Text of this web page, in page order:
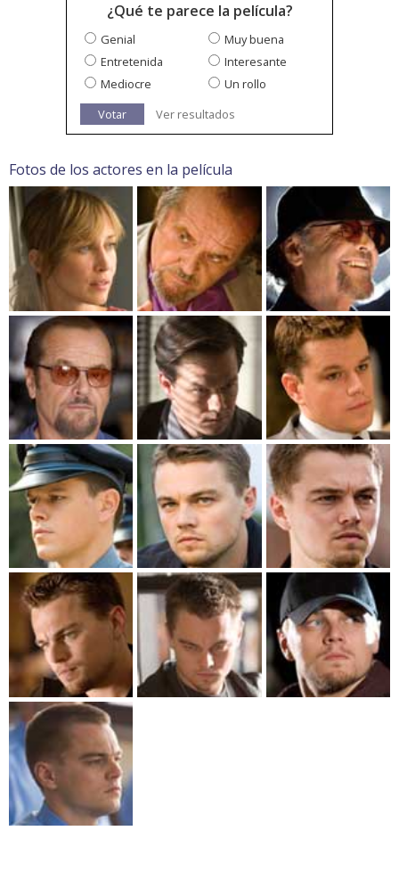
¿Qué te parece la película?
Genial
Muy buena
Entretenida
Interesante
Mediocre
Un rollo
Votar
Ver resultados
Fotos de los actores en la película